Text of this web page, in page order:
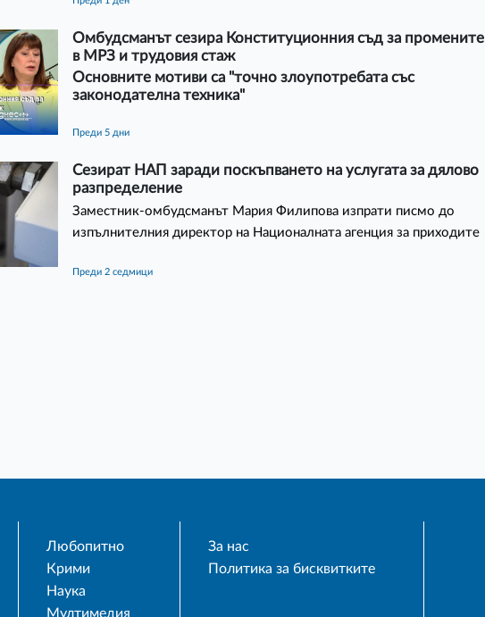
Омбудсманът сезира Конституционния съд за промените
в МРЗ и трудовия стаж
Основните мотиви са "точно злоупотребата със
законодателна техника"
преди 5 дни
Сезират НАП заради поскъпването на услугата за дялово
разпределение
Заместник-омбудсманът Мария Филипова изпрати писмо до
изпълнителния директор на Националната агенция за приходите
преди 2 седмици
Любопитно
Крими
Наука
Мултимедия
За нас
Политика за бисквитките